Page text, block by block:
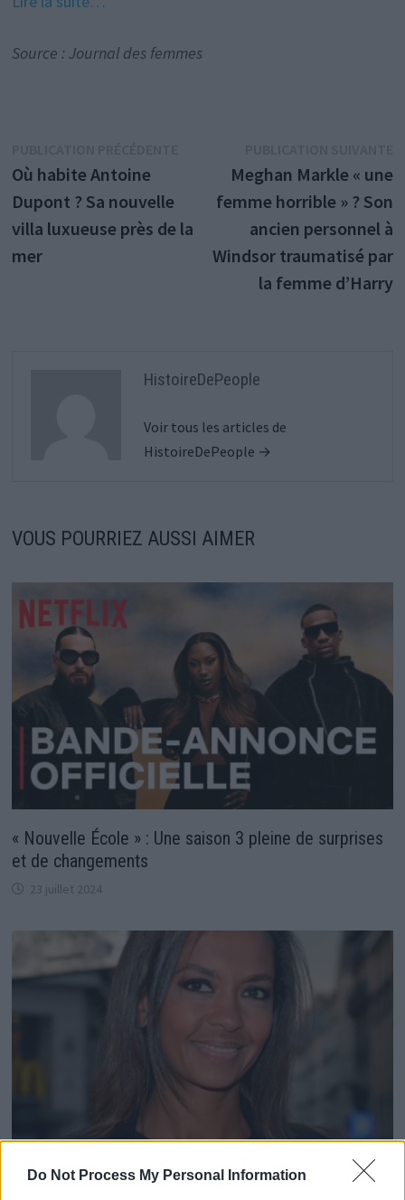
Do Not Process My Personal Information
Source : Journal des femmes
de
l’article
précédente :
Où habite Antoine
Dupont ? Sa nouvelle
villa luxueuse près de la
mer
Meghan Markle « une
femme horrible » ? Son
ancien personnel à
Windsor traumatisé par
la femme d’Harry
HistoireDePeople
Voir tous les articles de
HistoireDePeople →
VOUS POURRIEZ AUSSI AIMER
« Nouvelle École » : Une saison 3 pleine de surprises
et de changements
23 juillet 2024
Karine Le Marchand découvre un frère oublié à l’âge